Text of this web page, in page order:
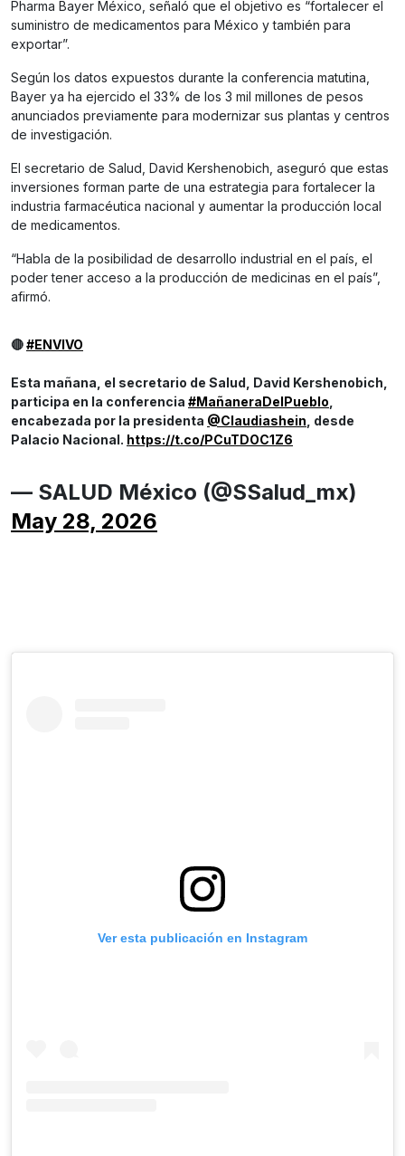
Pharma Bayer México, señaló que el objetivo es “fortalecer el
suministro de medicamentos para México y también para
exportar”.
Según los datos expuestos durante la conferencia matutina,
Bayer ya ha ejercido el 33% de los 3 mil millones de pesos
anunciados previamente para modernizar sus plantas y centros
de investigación.
El secretario de Salud, David Kershenobich, aseguró que estas
inversiones forman parte de una estrategia para fortalecer la
industria farmacéutica nacional y aumentar la producción local
de medicamentos.
“Habla de la posibilidad de desarrollo industrial en el país, el
poder tener acceso a la producción de medicinas en el país”,
afirmó.
🔴#ENVIVO
Esta mañana, el secretario de Salud, David Kershenobich,
participa en la conferencia #MañaneraDelPueblo
encabezada por la presidenta @Claudiashein , desde
Palacio Nacional. https://t.co/PCuTDOC1Z6
— SALUD México (@SSalud_mx)
May 28, 2026
Ver esta publicación en Instagram